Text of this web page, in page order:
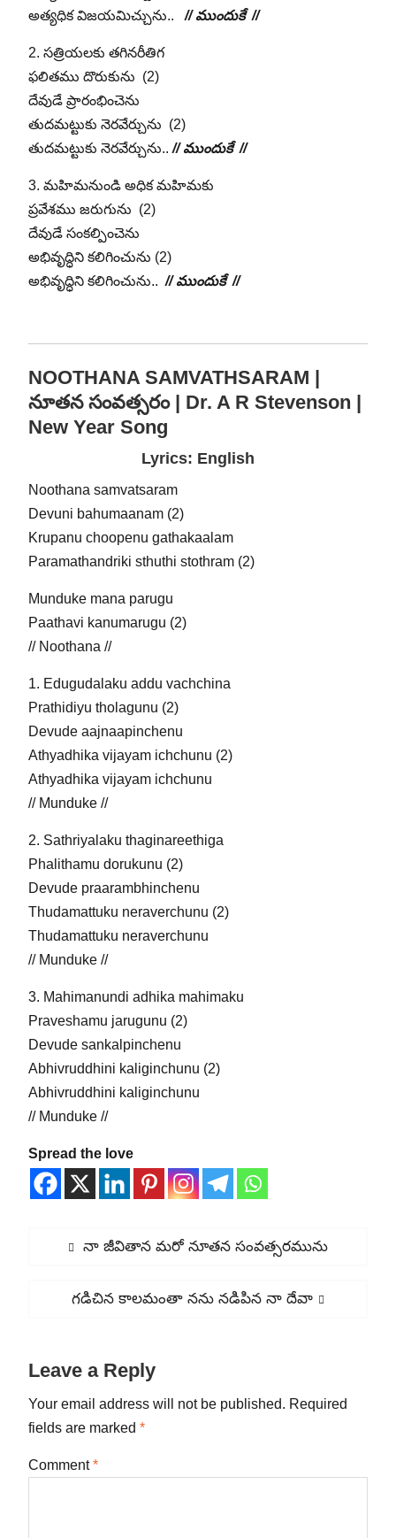
అత్యధిక విజయమిచ్చును.. // ముందుకే //
2. సత్రియలకు తగినరీతిగ
ఫలితము దొరుకును (2)
దేవుడే ప్రారంభించెను
తుదమట్టుకు నెరవేర్చును (2)
తుదమట్టుకు నెరవేర్చును.. // ముందుకే //
3. మహిమనుండి అధిక మహిమకు
ప్రవేశము జరుగును (2)
దేవుడే సంకల్పించెను
అభివృద్ధిని కలిగించును (2)
అభివృద్ధిని కలిగించును.. // ముందుకే //
NOOTHANA SAMVATHSARAM |
నూతన సంవత్సరం | Dr. A R Stevenson |
New Year Song
Lyrics: English
Noothana samvatsaram
Devuni bahumaanam (2)
Krupanu choopenu gathakaalam
Paramathandriki sthuthi stothram (2)
Munduke mana parugu
Paathavi kanumarugu (2)
// Noothana //
1. Edugudalaku addu vachchina
Prathidiyu tholagunu (2)
Devude aajnaapinchenu
Athyadhika vijayam ichchunu (2)
Athyadhika vijayam ichchunu
// Munduke //
2. Sathriyalaku thaginareethiga
Phalithamu dorukunu (2)
Devude praarambhinchenu
Thudamattuku neraverchunu (2)
Thudamattuku neraverchunu
// Munduke //
3. Mahimanundi adhika mahimaku
Praveshamu jarugunu (2)
Devude sankalpinchenu
Abhivruddhini kaliginchunu (2)
Abhivruddhini kaliginchunu
// Munduke //
Spread the love
Post
Previous
నా జీవితాన మరో నూతన సంవత్సరమును
Next
గడిచిన కాలమంతా నను నడిపిన నా దేవా
Leave a Reply
Your email address will not be published. Required
fields are marked *
Comment*